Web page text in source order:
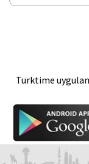
Turktime